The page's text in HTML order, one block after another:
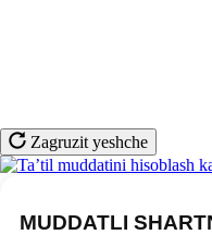
Zagruzit yeshche
MUDDATLI